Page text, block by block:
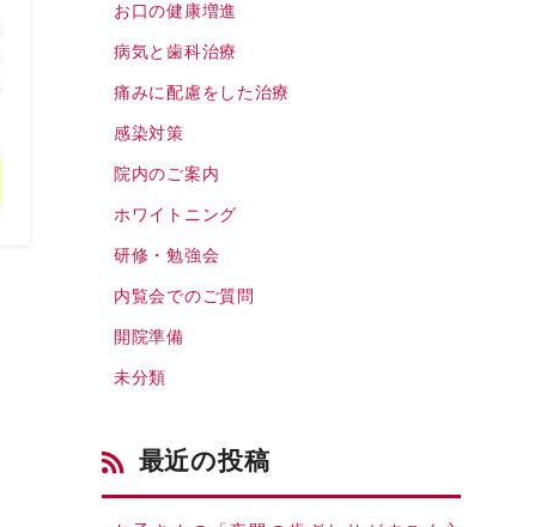
お口の健康増進
病気と歯科治療
痛みに配慮をした治療
感染対策
院内のご案内
ホワイトニング
研修・勉強会
内覧会でのご質問
開院準備
未分類
最近の投稿